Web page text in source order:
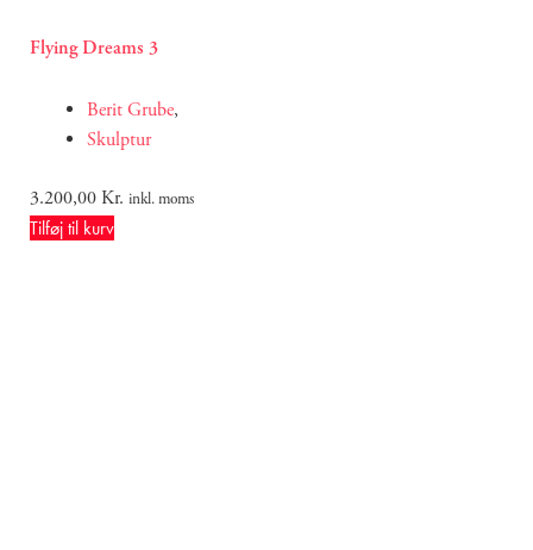
Flying Dreams 3
Berit Grube,
Skulptur
3.200,00Kr. inkl. moms
Tilføj til kurv